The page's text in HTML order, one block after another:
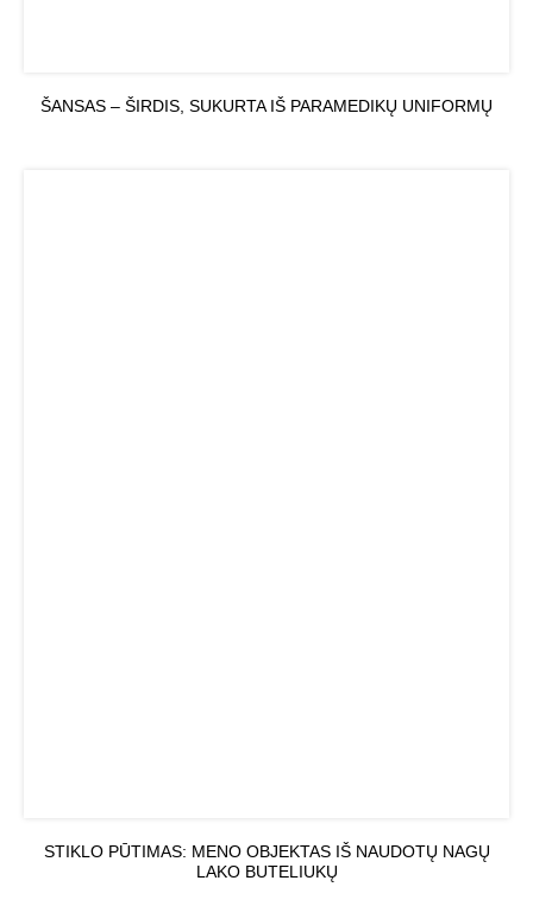
ŠANSAS – ŠIRDIS, SUKURTA IŠ PARAMEDIKŲ UNIFORMŲ
STIKLO PŪTIMAS: MENO OBJEKTAS IŠ NAUDOTŲ NAGŲ
LAKO BUTELIUKŲ